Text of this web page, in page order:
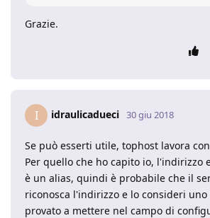
Grazie.
I idraulicadueci 30 giu 2018
Se può esserti utile, tophost lavora
Per quello che ho capito io, l'indirizzo
è un alias, quindi è probabile che il
riconosca l'indirizzo e lo consideri uno
provato a mettere nel campo di